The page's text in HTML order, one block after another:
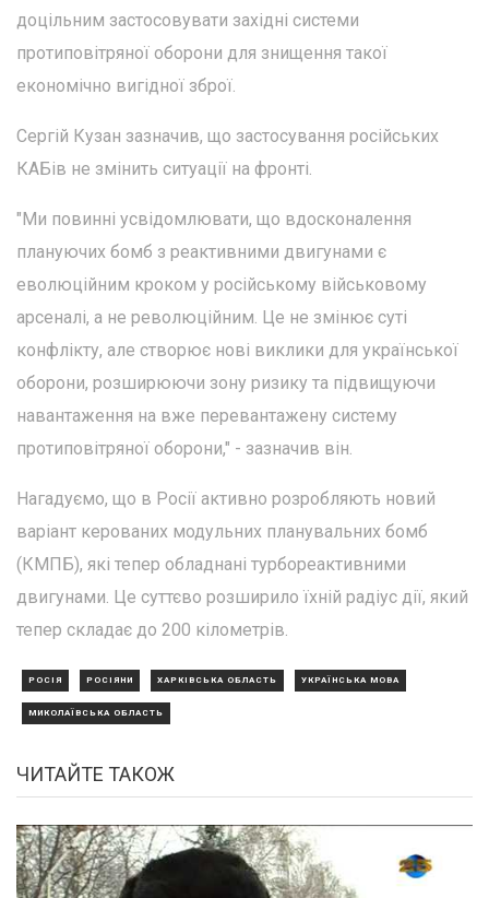
доцільним застосовувати західні системи
протиповітряної оборони для знищення такої
економічно вигідної зброї.
Сергій Кузан зазначив, що застосування російських
КАБів не змінить ситуації на фронті.
"Ми повинні усвідомлювати, що вдосконалення
плануючих бомб з реактивними двигунами є
еволюційним кроком у російському військовому
арсеналі, а не революційним. Це не змінює суті
конфлікту, але створює нові виклики для української
оборони, розширюючи зону ризику та підвищуючи
навантаження на вже перевантажену систему
протиповітряної оборони," - зазначив він.
Нагадуємо, що в Росії активно розробляють новий
варіант керованих модульних планувальних бомб
(КМПБ), які тепер обладнані турбореактивними
двигунами. Це суттєво розширило їхній радіус дії, який
тепер складає до 200 кілометрів.
РОСІЯ РОСІЯНИ ХАРКІВСЬКА ОБЛАСТЬ УКРАЇНСЬКА МОВА
МИКОЛАЇВСЬКА ОБЛАСТЬ
ЧИТАЙТЕ ТАКОЖ